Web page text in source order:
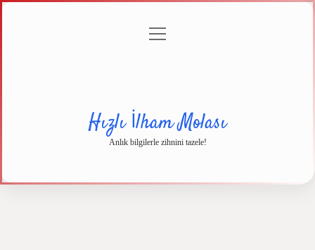
menüyü
Hızlı İlham Molası
Anlık bilgilerle zihnini tazele!